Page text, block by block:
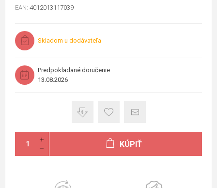
EAN: 4012013117039
Skladom u dodávateľa
Predpokladané doručenie
13.08.2026
KÚPIŤ